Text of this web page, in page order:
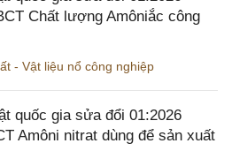
Chất lượng Amôniắc công
- Vật liệu nổ công nghiệp
quốc gia sửa đổi 01:2026
Amôni nitrat dùng để sản xuất